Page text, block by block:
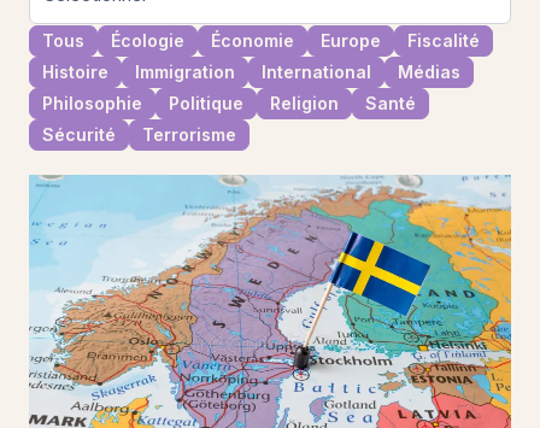
Tous Écologie Économie Europe
Fiscalité
Histoire
Immigration International
Médias
Philosophie
Politique Religion
Santé
Sécurité
Terrorisme